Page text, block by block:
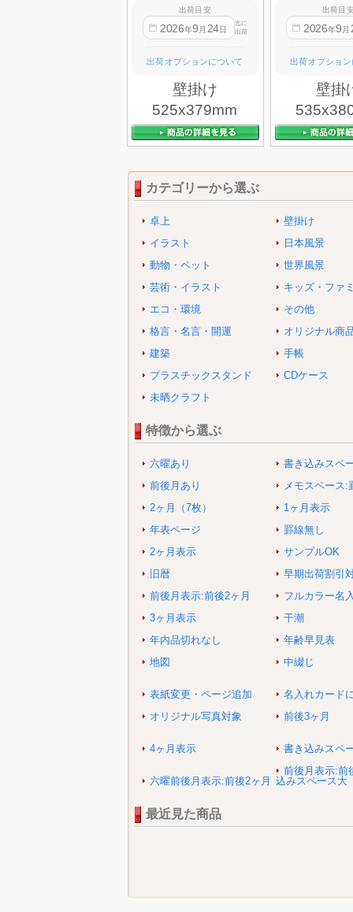
出荷目安
2026年9 月 24日
迄に
出荷
出荷オプションについて
壁掛け
525x379mm
出荷目
2026年9 月
出荷オプショ
壁掛
カテゴリーから選ぶ
卓上
壁掛け
イラスト
日本風景
動物・ペット
世界風景
芸術・イラスト
キッズ・ファ
エコ・環境
その他
格言・名言・開運
オリジナル商
建築
手帳
プラスチックスタンド
CDケース
未晒クラフト
特徴から選ぶ
六曜あり
書き込みスペ
前後月あり
メモスペース:
2ヶ月（7枚）
1ヶ月表示
年表ページ
罫線無し
2ヶ月表示
サンプルOK
旧暦
早期出荷割引
前後月表示:前後2ヶ月
フルカラー名
3ヶ月表示
干潮
年内品切れなし
年齢早見表
地図
中綴じ
表紙変更・ページ追加
名入れカード
オリジナル写真対象
前後3ヶ月
4ヶ月表示 書き込みスペ
六曜前後月表示:前後2ヶ月
前後月表示:前
込みスペース大
最近見た商品